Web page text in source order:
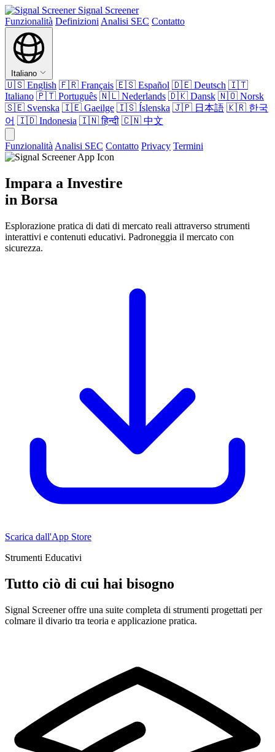
Signal Screener
Funzionalità Definizioni Analisi SEC Contatto
Italiano
🇺🇸 English 🇫🇷 Français 🇪🇸 Español 🇩🇪 Deutsch 🇮🇹
Italiano 🇵🇹 Português 🇳🇱 Nederlands 🇩🇰 Dansk 🇳🇴 Norsk
🇸🇪 Svenska 🇮🇪 Gaeilge 🇮🇸 Íslenska 🇯🇵 日本語 🇰🇷 한국
어 🇮🇩 Indonesia 🇮🇳हिन्दी 🇨🇳 中文
Funzionalità Analisi SEC Contatto Privacy Termini
Impara a Investire
in Borsa
Esplorazione pratica di dati di mercato reali attraverso strumenti
interattivi e contenuti educativi. Padroneggia il mercato con
sicurezza.
Scarica dall'App Store
Strumenti Educativi
Tutto ciò di cui hai bisogno
Signal Screener offre una suite completa di strumenti progettati per
colmare il divario tra teoria e applicazione pratica.